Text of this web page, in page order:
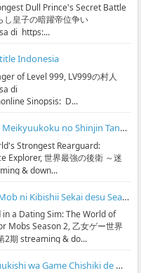
Dull Prince's Secret Battle
皇子の暗躍帝位争い
di https:...
Indonesia
of Level 999, LV999の村人
di
Sinopsis: D...
Sekai Saikyou no Kouei: Meikyuukoku no Shinjin Tansakusha Subtitle Indonesia
Strongest Rearguard:
Explorer, 世界最強の後衛 ～迷
& down...
Otome Game Sekai wa Mob ni Kibishii Sekai desu Season 2 Subtitle Indonesia
a Dating Sim: The World of
Mobs Season 2, 乙女ゲー世界
2期 streaming & do...
Tsuihou sareta Tensei Juukishi wa Game Chishiki de Musou suru Subtitle Indonesia